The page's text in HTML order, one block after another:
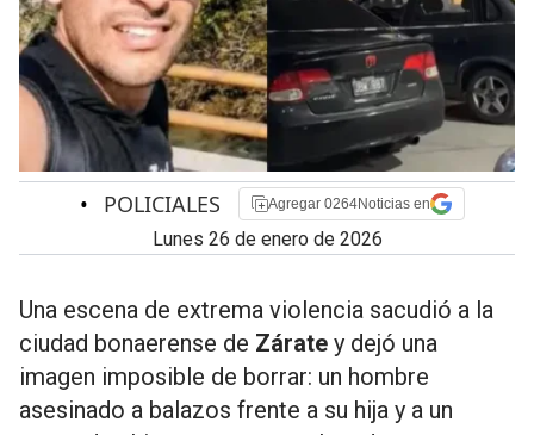
• POLICIALES Agregar 0264Noticias en
lunes 26 de enero de 2026
Una escena de extrema violencia sacudió a la
ciudad bonaerense de Zárate y dejó una
imagen imposible de borrar: un hombre
asesinado a balazos frente a su hija y a un